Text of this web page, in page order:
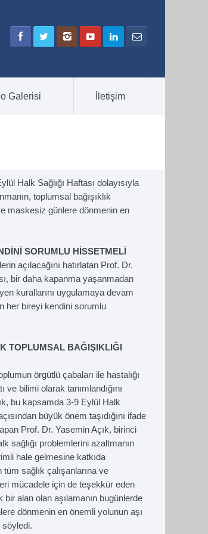
Galerisi İletişim
Halk Sağlığı Haftası dolayısıyla
toplumsal bağışıklık
maskesiz günlere dönmenin en
SORUMLU HİSSETMELİ
açılacağını hatırlatan Prof. Dr.
bir daha kapanma yaşanmadan
kurallarını uygulamaya devam
her bireyi kendini sorumlu
TOPLUMSAL BAĞIŞIKLIĞI
örgütlü çabaları ile hastalığı
bilimi olarak tanımlandığını
bu kapsamda 3-9 Eylül Halk
büyük önem taşıdığını ifade
Prof. Dr. Yasemin Açık, birinci
sağlığı problemlerini azaltmanın
hale gelmesine katkıda
sağlık çalışanlarına ve
mücadele için de teşekkür eden
bir alan olan aşılamanın bugünlerde
dönmenin en önemli yolunun aşı
söyledi.